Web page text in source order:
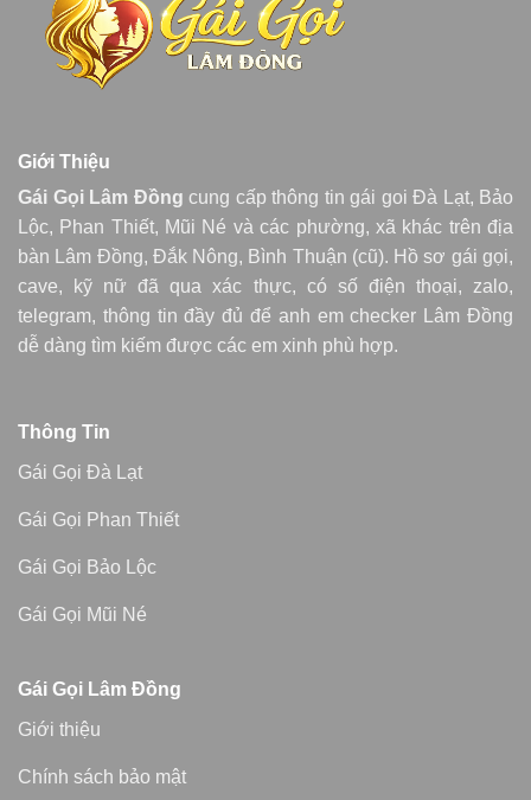
Giới Thiệu
Gái Gọi Lâm Đồng cung cấp thông tin gái goi Đà Lạt, Bảo
Lộc, Phan Thiết, Mũi Né và các phường, xã khác trên địa
bàn Lâm Đồng, Đắk Nông, Bình Thuận (cũ). Hồ sơ gái gọi,
cave, kỹ nữ đã qua xác thực, có số điện thoại, zalo,
telegram, thông tin đầy đủ để anh em checker Lâm Đồng
dễ dàng tìm kiếm được các em xinh phù hợp.
Thông Tin
Gái Gọi Đà Lạt
Gái Gọi Phan Thiết
Gái Gọi Bảo Lộc
Gái Gọi Mũi Né
Gái Gọi Lâm Đồng
Giới thiệu
Chính sách bảo mật